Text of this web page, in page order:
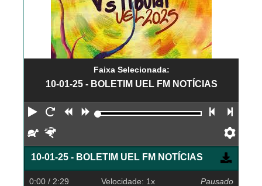
Faixa Selecionada:
10-01-25 - BOLETIM UEL FM NOTÍCIAS
Reproduzir
Reiniciar
Retroceder
Avançar Faixa
Devagar
10-01-25 - BOLETIM UEL FM NOTÍCIAS
0:00 / 2:29 Velocidade: 1x Pausado